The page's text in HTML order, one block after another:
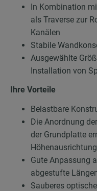
In Kombination
als Traverse zur
Kanälen
Stabile
Ausgewählte
Installation von
Ihre Vorteile
Belastbare
Die Anordnung
der Grundplatte
Gute Anpassung
abgestufte
Sauberes